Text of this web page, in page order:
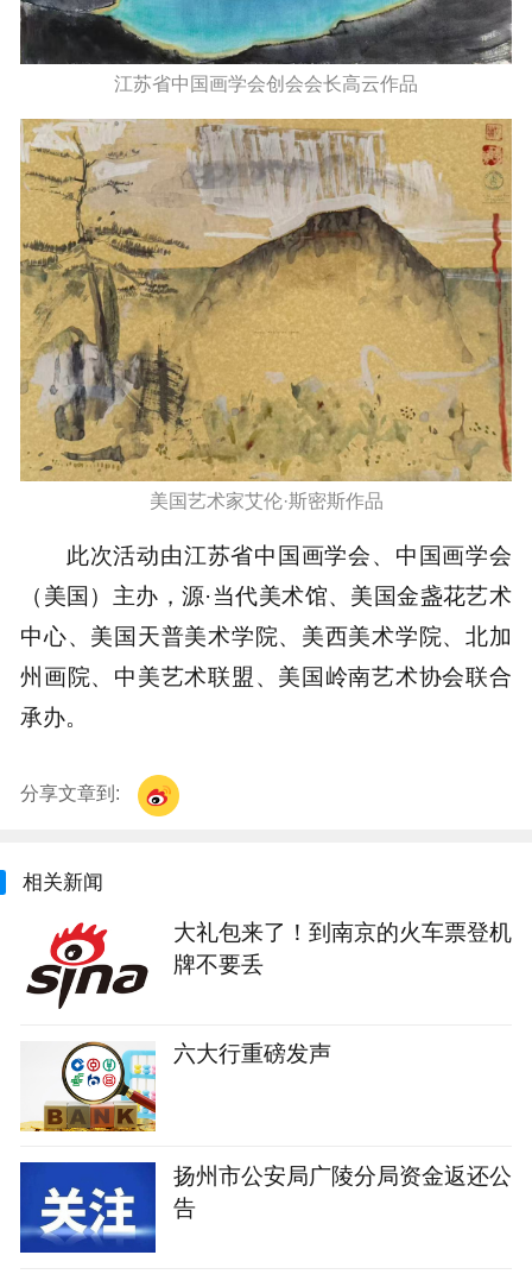
江苏省中国画学会创会会长高云作品
美国艺术家艾伦·斯密斯作品
此次活动由江苏省中国画学会、中国画学会
（美国）主办，源·当代美术馆、美国金盏花艺术
中心、美国天普美术学院、美西美术学院、北加
州画院、中美艺术联盟、美国岭南艺术协会联合
承办。
分享文章到:
相关新闻
大礼包来了！到南京的火车票登机
牌不要丢
六大行重磅发声
扬州市公安局广陵分局资金返还公
告